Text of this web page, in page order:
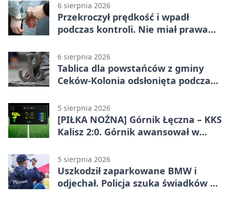
6 sierpnia 2026
Przekroczył prędkość i wpadł
podczas kontroli. Nie miał prawa
6 sierpnia 2026
Tablica dla powstańców z gminy
Ceków-Kolonia odsłonięta podczas
5 sierpnia 2026
[PIŁKA NOŻNA] Górnik Łęczna – KKS
Kalisz 2:0. Górnik awansował w
5 sierpnia 2026
Uszkodził zaparkowane BMW i
odjechał. Policja szuka świadków w